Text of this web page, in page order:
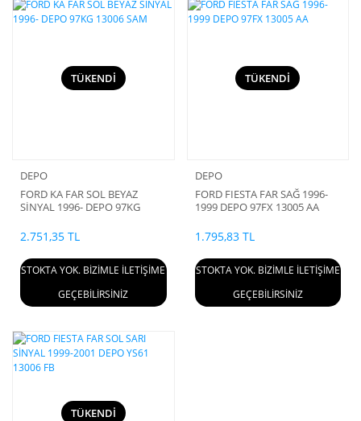
TÜKENDİ
DEPO
FORD KA FAR SOL BEYAZ
SİNYAL 1996- DEPO 97KG
2.751,35 TL
STOKTA YOK. BİZİMLE İLETİŞİME
GEÇEBİLİRSİNİZ
TÜKENDİ
DEPO
FORD FIESTA FAR SAĞ 1996-
1999 DEPO 97FX 13005 AA
1.795,83 TL
STOKTA YOK. BİZİMLE İLETİŞİME
GEÇEBİLİRSİNİZ
TÜKENDİ